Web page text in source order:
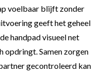
voelbaar blijft zonder
geeft het geheel
handpad visueel net
opdringt. Samen zorgen
gecontroleerd kan